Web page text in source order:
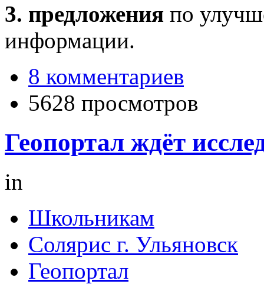
3. предложения по
информации.
8 комментариев
5628 просмотров
Геопортал ждёт
in
Школьникам
Солярис г. Ульяновск
Геопортал